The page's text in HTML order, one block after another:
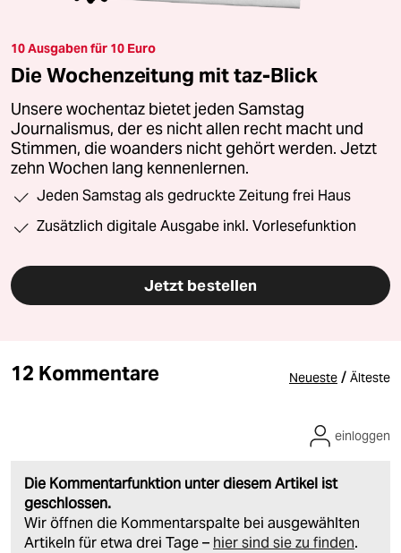
10 Ausgaben für 10 Euro
Die Wochenzeitung mit taz-Blick
Unsere wochentaz bietet jeden Samstag
Journalismus, der es nicht allen recht macht und
Stimmen, die woanders nicht gehört werden. Jetzt
zehn Wochen lang kennenlernen.
Jeden Samstag als gedruckte Zeitung frei Haus
Zusätzlich digitale Ausgabe inkl. Vorlesefunktion
Jetzt bestellen
12 Kommentare Neueste / Älteste
Die Kommentarfunktion unter diesem Artikel ist
geschlossen.
Wir öffnen die Kommentarspalte bei ausgewählten
Artikeln für etwa drei Tage – hier sind sie zu finden.
einloggen